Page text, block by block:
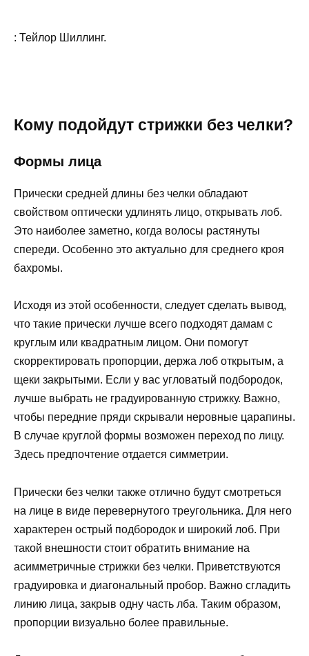
: Тейлор Шиллинг.
Кому подойдут стрижки без челки?
Формы лица
Прически средней длины без челки обладают
свойством оптически удлинять лицо, открывать лоб.
Это наиболее заметно, когда волосы растянуты
спереди. Особенно это актуально для среднего кроя
бахромы.
Исходя из этой особенности, следует сделать вывод,
что такие прически лучше всего подходят дамам с
круглым или квадратным лицом. Они помогут
скорректировать пропорции, держа лоб открытым, а
щеки закрытыми. Если у вас угловатый подбородок,
лучше выбрать не градуированную стрижку. Важно,
чтобы передние пряди скрывали неровные царапины.
В случае круглой формы возможен переход по лицу.
Здесь предпочтение отдается симметрии.
Прически без челки также отлично будут смотреться
на лице в виде перевернутого треугольника. Для него
характерен острый подбородок и широкий лоб. При
такой внешности стоит обратить внимание на
асимметричные стрижки без челки. Приветствуются
градуировка и диагональный пробор. Важно сгладить
линию лица, закрыв одну часть лба. Таким образом,
пропорции визуально более правильные.